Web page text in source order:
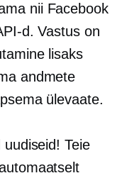
nii Facebook
d. Vastus on
lisaks
andmete
ülevaate.
Teie